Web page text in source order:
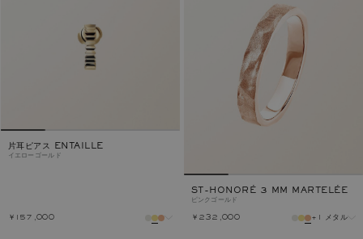
片耳ピアス ENTAILLE
イエローゴールド
￥157,000
ST-HONORÉ 3 MM MARTELÉE
ピンクゴールド
￥232,000 +1 メタル